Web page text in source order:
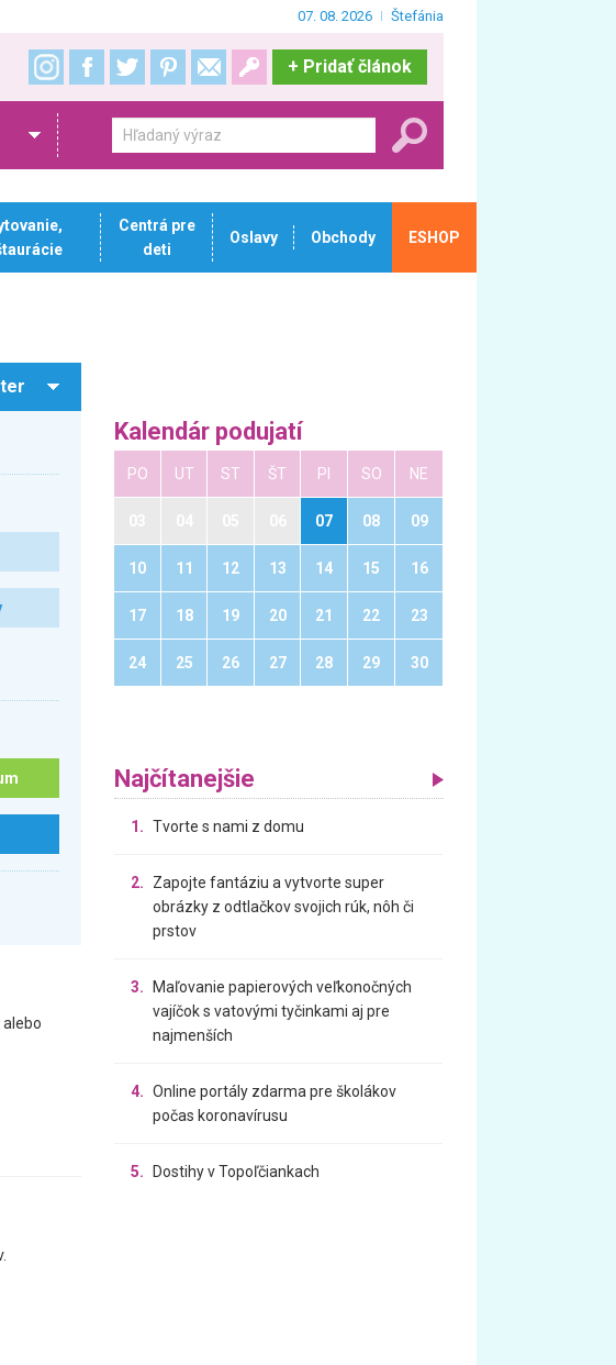
07. 08. 2026 Štefánia
+ Pridať článok
Centrá pre
deti
Oslavy Obchody ESHOP
alebo
Kalendár podujatí
PO UT ST ŠT PI SO NE
07 08 09
10 11 12 13 14 15 16
17 18 19 20 21 22 23
24 25 26 27 28 29 30
Najčítanejšie
1. Tvorte s nami z domu
2.
Zapojte fantáziu a vytvorte super
obrázky z odtlačkov svojich rúk, nôh či
prstov
3.
Maľovanie papierových veľkonočných
vajíčok s vatovými tyčinkami aj pre
najmenších
4. Online portály zdarma pre školákov
počas koronavírusu
5. Dostihy v Topoľčiankach